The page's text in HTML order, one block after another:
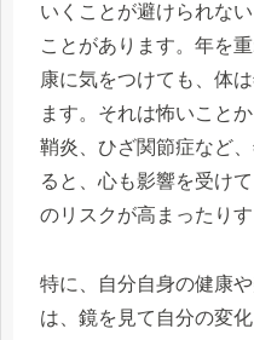
いくことが避けられな
ことがあります。年を
康に気をつけても、体
ます。それは怖いこと
鞘炎、ひざ関節症など
ると、心も影響を受け
のリスクが高まったり
特に、自分自身の健康
は、鏡を見て自分の変